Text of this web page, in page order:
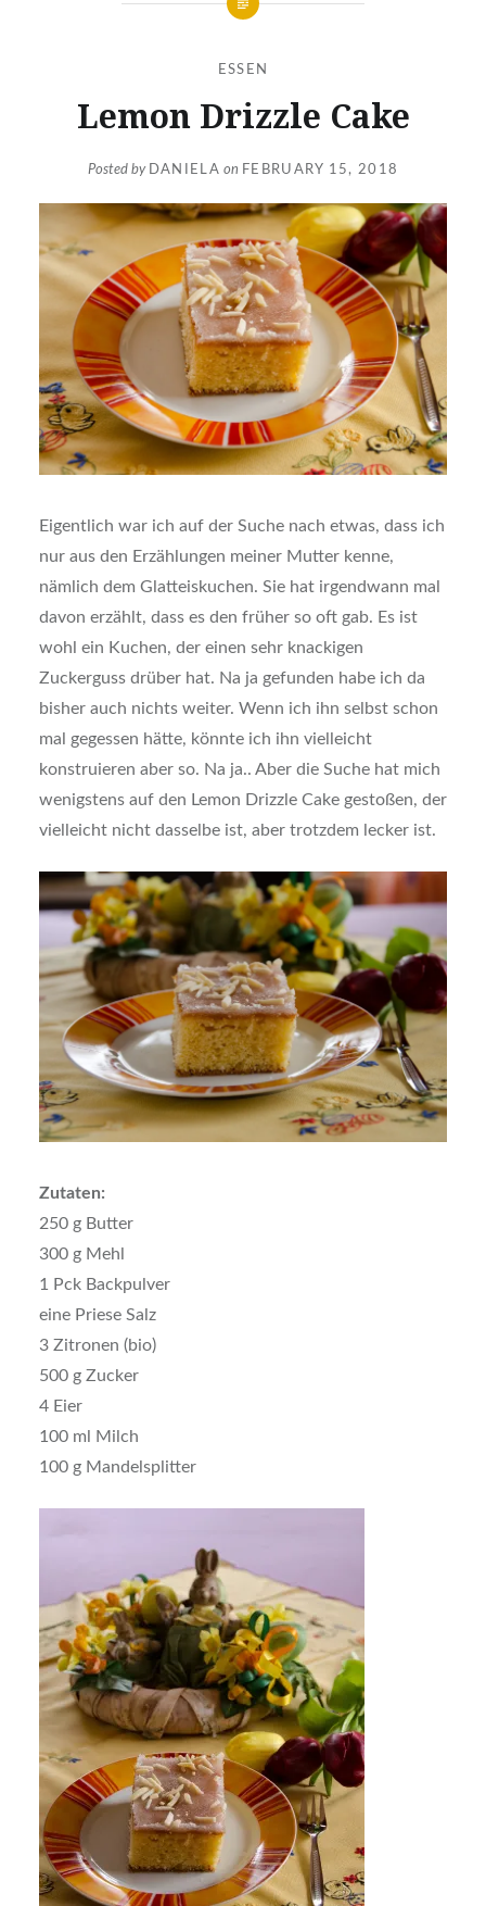
ESSEN
Lemon Drizzle Cake
Posted by DANIELA on FEBRUARY 15, 2018
Eigentlich war ich auf der Suche nach etwas, dass ich
nur aus den Erzählungen meiner Mutter kenne,
nämlich dem Glatteiskuchen. Sie hat irgendwann mal
davon erzählt, dass es den früher so oft gab. Es ist
wohl ein Kuchen, der einen sehr knackigen
Zuckerguss drüber hat. Na ja gefunden habe ich da
bisher auch nichts weiter. Wenn ich ihn selbst schon
mal gegessen hätte, könnte ich ihn vielleicht
konstruieren aber so. Na ja.. Aber die Suche hat mich
wenigstens auf den Lemon Drizzle Cake gestoßen, der
vielleicht nicht dasselbe ist, aber trotzdem lecker ist.
Zutaten:
250 g Butter
300 g Mehl
1 Pck Backpulver
eine Priese Salz
3 Zitronen (bio)
500 g Zucker
4 Eier
100 ml Milch
100 g Mandelsplitter